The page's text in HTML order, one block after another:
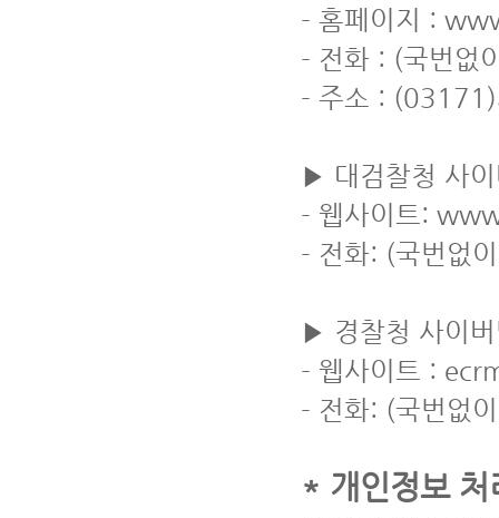
- 홈페이지 :
- 전화 : (국번
- 주소 : (03171)
▶ 대검찰청 사
- 웹사이트:
- 전화: (국번없
▶ 경찰청 사이
- 웹사이트 :
- 전화: (국번없
* 개인정보 처